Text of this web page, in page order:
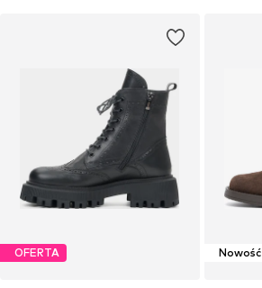
OFERTA Nowość